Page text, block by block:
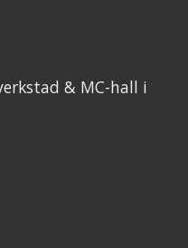
& MC-hall i